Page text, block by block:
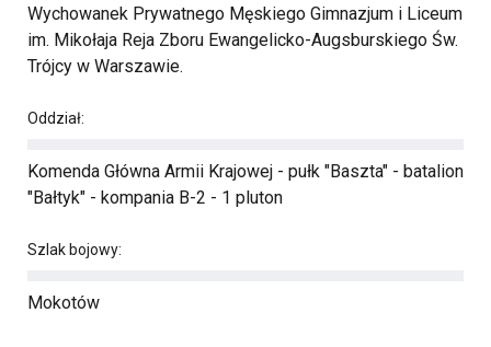
Wychowanek Prywatnego Męskiego Gimnazjum i Liceum
im. Mikołaja Reja Zboru Ewangelicko-Augsburskiego Św.
Trójcy w Warszawie.
Oddział:
Komenda Główna Armii Krajowej - pułk "Baszta" - batalion
"Bałtyk" - kompania B-2 - 1 pluton
Szlak bojowy:
Mokotów